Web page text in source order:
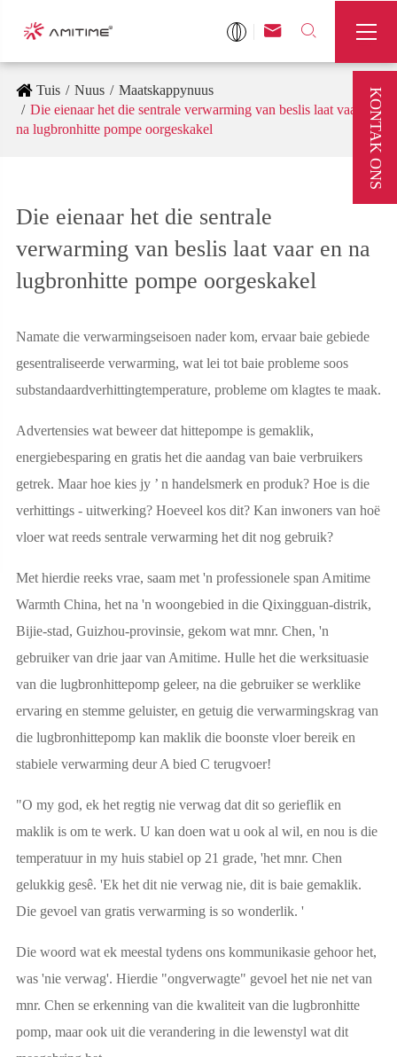
 

Tuis Nuus
Maatskappynuus
Die eienaar het die sentrale verwarming van beslis laat vaar en
na lugbronhitte pompe oorgeskakel
Die eienaar het die sentrale
verwarming van beslis laat vaar en na
lugbronhitte pompe oorgeskakel
Namate die verwarmingseisoen nader kom, ervaar baie gebiede
gesentraliseerde verwarming, wat lei tot baie probleme soos
substandaardverhittingtemperature, probleme om klagtes te maak.
Advertensies wat beweer dat hittepompe is gemaklik,
energiebesparing en gratis het die aandag van baie verbruikers
getrek. Maar hoe kies jy ’ n handelsmerk en produk? Hoe is die
verhittings - uitwerking? Hoeveel kos dit? Kan inwoners van hoë
vloer wat reeds sentrale verwarming het dit nog gebruik?
Met hierdie reeks vrae, saam met 'n professionele span Amitime
Warmth China, het na 'n woongebied in die Qixingguan-distrik,
Bijie-stad, Guizhou-provinsie, gekom wat mnr. Chen, 'n
gebruiker van drie jaar van Amitime. Hulle het die werksituasie
van die lugbronhittepomp geleer, na die gebruiker se werklike
ervaring en stemme geluister, en getuig die verwarmingskrag van
die lugbronhittepomp kan maklik die boonste vloer bereik en
stabiele verwarming deur A bied C terugvoer!
"O my god, ek het regtig nie verwag dat dit so gerieflik en
maklik is om te werk. U kan doen wat u ook al wil, en nou is die
temperatuur in my huis stabiel op 21 grade, 'het mnr. Chen
gelukkig gesê. 'Ek het dit nie verwag nie, dit is baie gemaklik.
Die gevoel van gratis verwarming is so wonderlik. '
Die woord wat ek meestal tydens ons kommunikasie gehoor het,
was 'nie verwag'. Hierdie "ongverwagte" gevoel het nie net van
mnr. Chen se erkenning van die kwaliteit van die lugbronhitte
pomp, maar ook uit die verandering in die lewenstyl wat dit
KONTAK ONS